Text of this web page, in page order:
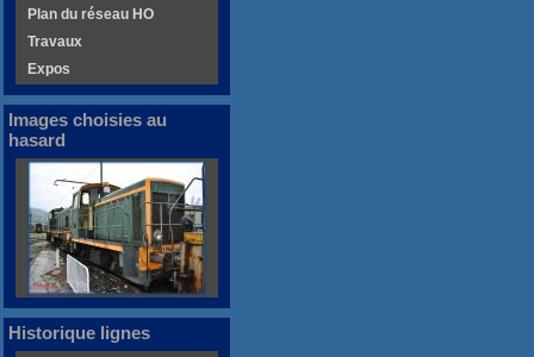
Plan du réseau HO
Travaux
Expos
Images choisies au
hasard
Historique lignes